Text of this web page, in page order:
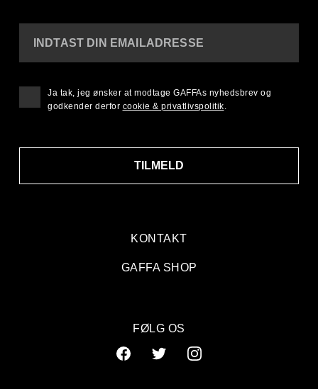
KONTAKT
GAFFA SHOP
INDTAST DIN EMAILADRESSE
TILMELD
Ja tak, jeg ønsker at modtage GAFFAs nyhedsbrev og
godkender derfor cookie & privatlivspolitik.
FØLG OS